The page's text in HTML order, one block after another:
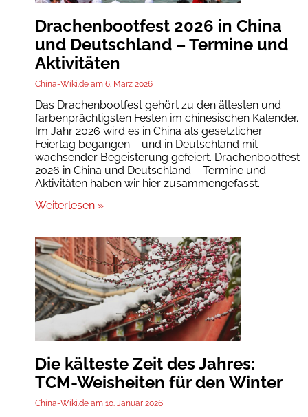
Drachenbootfest 2026 in China
und Deutschland – Termine und
Aktivitäten
China-Wiki.de 6. März 2026
Das Drachenbootfest gehört zu den ältesten und
farbenprächtigsten Festen im chinesischen Kalender.
Im Jahr 2026 wird es in China als gesetzlicher
Feiertag begangen – und in Deutschland mit
wachsender Begeisterung gefeiert. Drachenbootfest
2026 in China und Deutschland – Termine und
Aktivitäten haben wir hier zusammengefasst.
Weiterlesen »
Die kälteste Zeit des Jahres:
TCM-Weisheiten für den Winter
China-Wiki.de 10. Januar 2026